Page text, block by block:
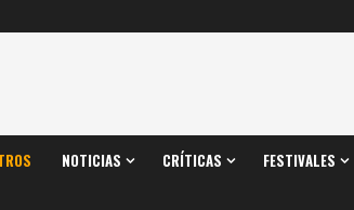
NOTICIAS CRÍTICAS FESTIVALES